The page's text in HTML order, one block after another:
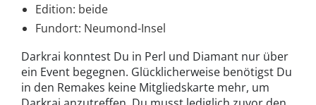
Edition: beide
Fundort: Neumond-Insel
Darkrai konntest Du in Perl und Diamant nur über
ein Event begegnen. Glücklicherweise benötigst Du
in den Remakes keine Mitgliedskarte mehr, um